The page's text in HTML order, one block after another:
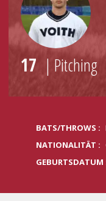
17 | Pitching
BATS/THROWS :
NATIONALITÄT :
GEBURTSDATUM